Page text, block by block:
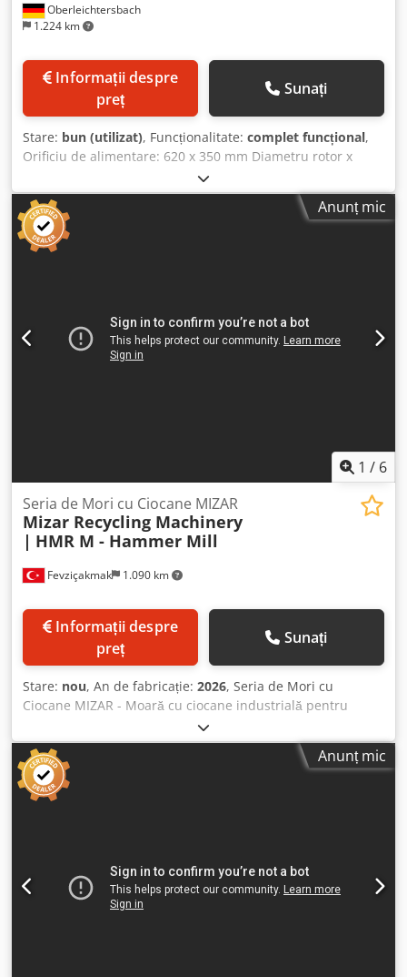
Oberleichtersbach
1.224 km
preț
Sunați
Stare: bun (utilizat), Funcționalitate: complet funcțional,
Orificiu de alimentare: 620 x 350 mm Diametru rotor x
lățime: 1.060 x 610 mm Codpfx Ajlgzrhsfljha Admisie piatră
dură: până la 180 mm Admisie calcar: până la 300 mm
Complet echipat cu acționare electrică, bandă de
descărcare și structură din oțel
Anunț mic
1 / 6
Fevziçakmak 1.090 km
Seria de Mori cu Ciocane MIZAR
Mizar Recycling Machinery
| HMR M - Hammer Mill
preț
Sunați
Stare: nou, An de fabricație: 2026, Seria de Mori cu
Ciocane MIZAR - Moară cu ciocane industrială pentru
reciclare de înaltă eficiențăMaximizați-vă puterea de
reciclare cu Moara cu Ciocane Mizar Moara cu Ciocane
Mizar este o mașină de măcinat inovatoare și robustă,
concepută pentru a satisface cele mai dure cerințe ale
industriilor de reciclare și procesare. Proiectată pentru
Designul său versatil permite ajustări ușoare pentru a se
adapta diferitelor materiale și dimensiunilor dorite ale
particulelor, făcând-o potrivită pentru o varietate de
Anunț mic